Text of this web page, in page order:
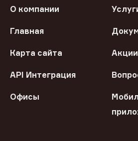
О компании
Главная
Карта сайта Акции
API Интеграция
Офисы